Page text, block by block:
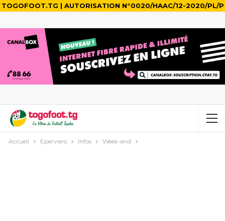
TOGOFOOT.TG | AUTORISATION N°0020/HAAC/12-2020/PL/P
Accueil Eperviers Infos Week-end